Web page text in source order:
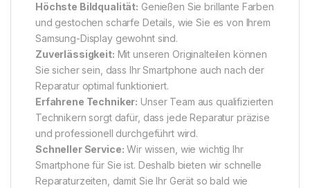
Höchste Bildqualität: Genießen Sie brillante Farben
und gestochen scharfe Details, wie Sie es von Ihrem
Samsung-Display gewohnt sind.
Zuverlässigkeit: Mit unseren Originalteilen können
Sie sicher sein, dass Ihr Smartphone auch nach der
Reparatur optimal funktioniert.
Erfahrene Techniker: Unser Team aus qualifizierten
Technikern sorgt dafür, dass jede Reparatur präzise
und professionell durchgeführt wird.
Schneller Service: Wir wissen, wie wichtig Ihr
Smartphone für Sie ist. Deshalb bieten wir schnelle
Reparaturzeiten, damit Sie Ihr Gerät so bald wie